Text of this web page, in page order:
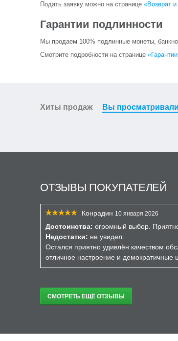
Подать заявку можно на странице «Возврат
Гарантии подлинности
Мы продаем 100% подлинные монеты,
Смотрите подробности на странице
Хиты продаж Вы
ОТЗЫВЫ ПОКУПАТЕЛЕЙ
Конрадин 10 января 2026
Достоинства: огромный выбор.
Недостатки: не увидел.
Остался приятно удивлён качеством
отличное настроение и демократичные
СМОТРЕТЬ ЕЩЁ ОТЗЫВЫ